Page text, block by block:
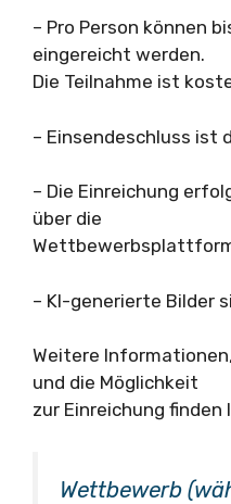
– Pro Person können
eingereicht werden.
Die Teilnahme ist
– Einsendeschluss ist
– Die Einreichung
über die
– KI-generierte Bilder
Weitere
und die Möglichkeit
zur Einreichung
Wettbewerb